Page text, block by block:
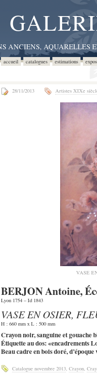
ANCIENS,
accueil catalogues estimations
28/11/2013 Artistes XIXe
VASE
BERJON Antoine,
Lyon 1754 – Id 1843
VASE EN OSIER,
H : 660 mm x L : 500 mm
Crayon noir, sanguine et gouache
Étiquette au dos: «encadrements
Beau cadre en bois doré, d’époque
Catalogue novembre 2013 Crayon